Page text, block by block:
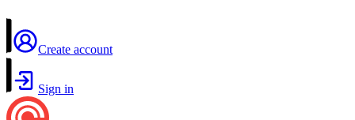
Create account
Sign in